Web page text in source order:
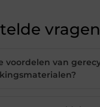
vragen
voordelen van